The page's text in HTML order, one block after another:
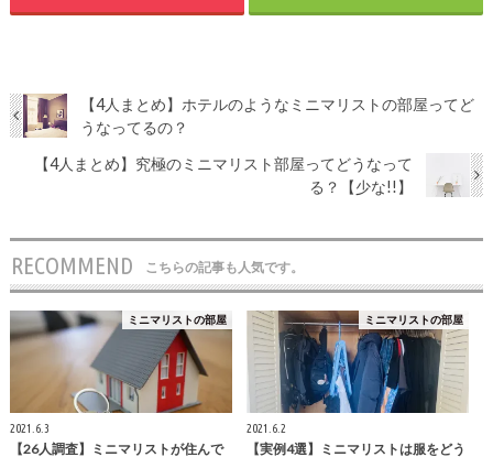
【4人まとめ】ホテルのようなミニマリストの部屋ってど
うなってるの？
【4人まとめ】究極のミニマリスト部屋ってどうなって
る？【少な!!】
RECOMMEND こちらの記事も人気です。
ミニマリストの部屋
2021.6.3
【26人調査】ミニマリストが住んで
ミニマリストの部屋
2021.6.2
【実例4選】ミニマリストは服をどう